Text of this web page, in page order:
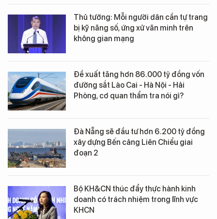
Thủ tướng: Mỗi người dân cần tự trang
bị kỹ năng số, ứng xử văn minh trên
không gian mạng
Đề xuất tăng hơn 86.000 tỷ đồng vốn
đường sắt Lào Cai - Hà Nội - Hải
Phòng, cơ quan thẩm tra nói gì?
Đà Nẵng sẽ đầu tư hơn 6.200 tỷ đồng
xây dựng Bến cảng Liên Chiểu giai
đoạn 2
Bộ KH&CN thúc đẩy thực hành kinh
doanh có trách nhiệm trong lĩnh vực
KHCN